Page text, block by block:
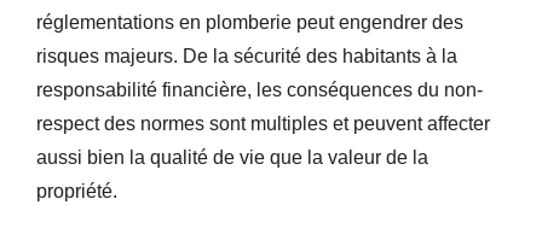
réglementations en plomberie peut engendrer des
risques majeurs. De la sécurité des habitants à la
responsabilité financière, les conséquences du non-
respect des normes sont multiples et peuvent affecter
aussi bien la qualité de vie que la valeur de la
propriété.